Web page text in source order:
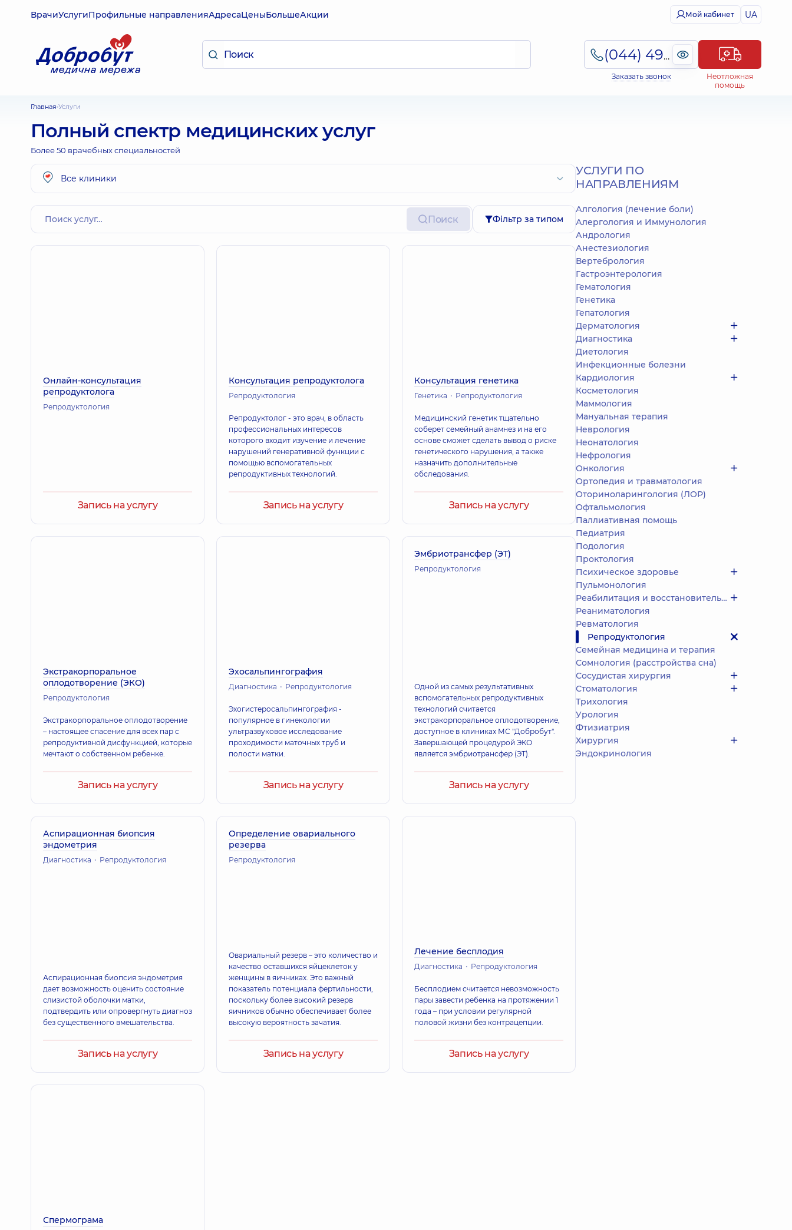
ВрачиУслугиПрофильные направленияАдресаЦеныБольшеАкции Мой кабинет UA
(044) 495-2-888
Заказать звонок
Неотложная
помощь
Главная Услуги
Полный спектр медицинских услуг
Более 50 врачебных специальностей
Все клиники
Поиск Фільтр за типом
Онлайн-консультация
репродуктолога
Репродуктология
Запись на услугу
Консультация репродуктолога
Репродуктология
Репродуктолог - это врач, в область
профессиональных интересов
которого входит изучение и лечение
нарушений генеративной функции с
помощью вспомогательных
репродуктивных технологий.
Запись на услугу
Консультация генетика
Генетика Репродуктология
Медицинский генетик тщательно
соберет семейный анамнез и на его
основе сможет сделать вывод о риске
генетического нарушения, а также
назначить дополнительные
обследования.
Запись на услугу
Экстракорпоральное
оплодотворение (ЭКО)
Репродуктология
Экстракорпоральное оплодотворение
– настоящее спасение для всех пар с
репродуктивной дисфункцией, которые
мечтают о собственном ребенке.
Запись на услугу
Эхосальпингография
Диагностика Репродуктология
Эхогистеросальпингография -
популярное в гинекологии
ультразвуковое исследование
проходимости маточных труб и
полости матки.
Запись на услугу
Эмбриотрансфер (ЭТ)
Репродуктология
Одной из самых результативных
вспомогательных репродуктивных
технологий считается
экстракорпоральное оплодотворение,
доступное в клиниках МС "Добробут".
Завершающей процедурой ЭКО
является эмбриотрансфер (ЭТ).
Запись на услугу
Аспирационная биопсия
эндометрия
Диагностика Репродуктология
Аспирационная биопсия эндометрия
дает возможность оценить состояние
слизистой оболочки матки,
подтвердить или опровергнуть диагноз
без существенного вмешательства.
Запись на услугу
Определение овариального
резерва
Репродуктология
Овариальный резерв – это количество и
качество оставшихся яйцеклеток у
женщины в яичниках. Это важный
показатель потенциала фертильности,
поскольку более высокий резерв
яичников обычно обеспечивает более
высокую вероятность зачатия.
Запись на услугу
Лечение бесплодия
Диагностика Репродуктология
Бесплодием считается невозможность
пары завести ребенка на протяжении 1
года – при условии регулярной
половой жизни без контрацепции.
Запись на услугу
Спермограма
УСЛУГИ ПО
НАПРАВЛЕНИЯМ
Алгология (лечение боли)
Алергология и Иммунология
Андрология
Анестезиология
Вертебрология
Гастроэнтерология
Гематология
Генетика
Гепатология
Дерматология
Диагностика
Диетология
Инфекционные болезни
Кардиология
Косметология
Маммология
Мануальная терапия
Неврология
Неонатология
Нефрология
Онкология
Ортопедия и травматология
Оториноларингология (ЛОР)
Офтальмология
Паллиативная помощь
Педиатрия
Подология
Проктология
Психическое здоровье
Пульмонология
Реабилитация и восстановительное лечение
Реаниматология
Ревматология
Репродуктология
Семейная медицина и терапия
Сомнология (расстройства сна)
Сосудистая хирургия
Стоматология
Трихология
Урология
Фтизиатрия
Хирургия
Эндокринология